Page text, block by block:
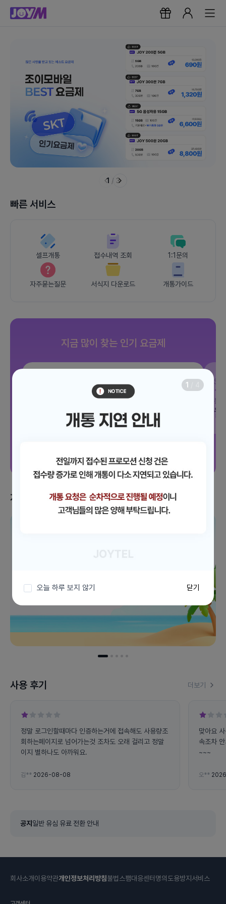
1 / 3
빠른 서비스
셀프개통 접수내역 조회 1:1문의
자주묻는질문 서식지 다운로드 개통가이드
지금 많이 찾는 인기 요금제
JOY 500분 30GB
문자 100건
월 12,100원/ 평생할인
통
사용 후기 더보기
정말 로그인할때마다 인증하는거에 접속해도 사용량조
회하는페이지로 넘어가는것 조차도 오래 걸리고 정말
이지 별하나도 아까워요.
김** 2026-08-08
맞아요
속조차
~~~
오**
지금 받을 수 있는 혜택 이벤트 더보기
공지 일반 유심 유료 전환 안내
회사소개이용약관개인정보처리방침불법스팸대응센터 명의도용방지서비스
오늘 하루 보지 않기 닫기
1